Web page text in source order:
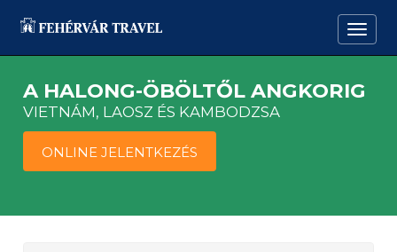
A HALONG-ÖBÖLTŐL ANGKORIG
VIETNÁM, LAOSZ ÉS KAMBODZSA
ONLINE JELENTKEZÉS